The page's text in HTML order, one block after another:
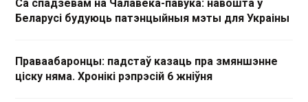
Са спадзевам на Чалавека-павука: навошта ў
Беларусі будуюць патэнцыйныя мэты для Украіны
Праваабаронцы: падстаў казаць пра змяншэнне
ціску няма. Хронікі рэпрэсій 6 жніўня